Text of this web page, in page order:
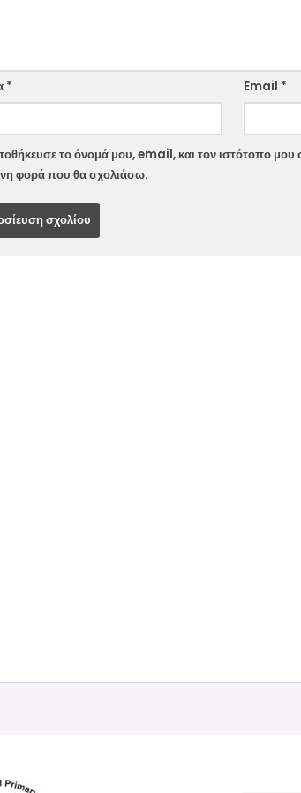
* Email *
το όνομά μου, email, και τον ιστότοπο μου
φορά που θα σχολιάσω.